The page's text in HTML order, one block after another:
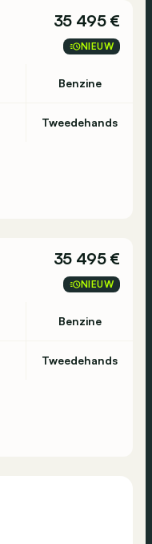
35 495 €
NIEUW
Benzine
Tweedehands
35 495 €
NIEUW
Benzine
Tweedehands